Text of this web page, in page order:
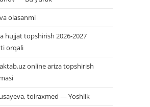
olasanmi
hujjat topshirish 2026-2027
orqali
online ariza topshirish
toiraxmed — Yoshlik